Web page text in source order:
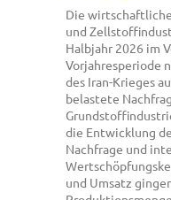
Die
und
Halbjahr 2026 im
Vorjahresperiode
des Iran-Krieges
belastete
die Entwicklung
Nachfrage und
und Umsatz